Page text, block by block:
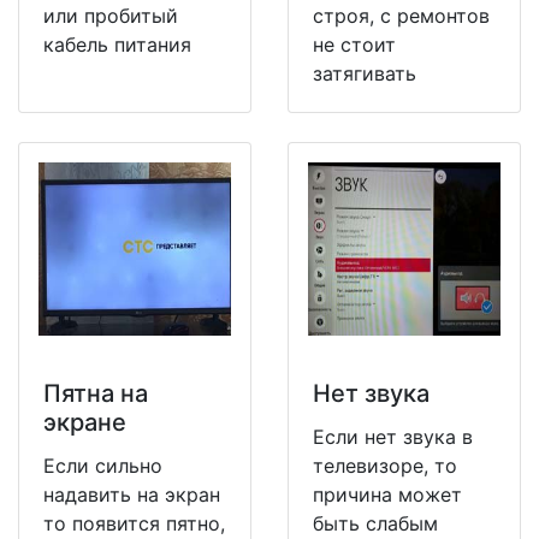
или пробитый
кабель питания
строя, с ремонтов
не стоит
затягивать
Пятна на
экране
Если сильно
надавить на экран
то появится пятно,
Нет звука
Если нет звука в
телевизоре, то
причина может
быть слабым